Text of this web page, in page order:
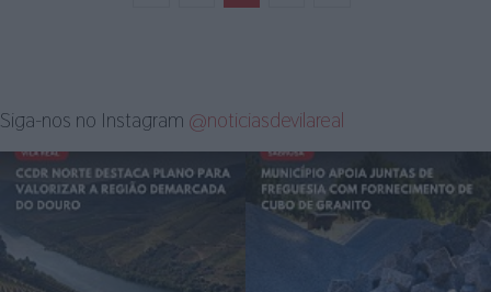
Siga-nos no Instagram @noticiasdevilareal